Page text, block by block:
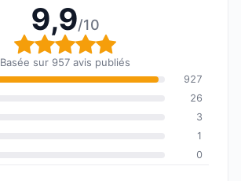
9,9/10
Note globale : 9,9 sur
Basée sur 957 avis publiés
927
26
3
1
0